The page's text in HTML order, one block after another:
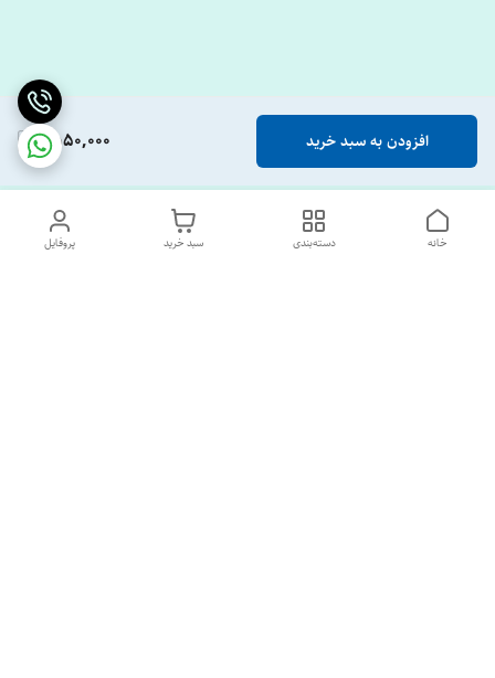
1,550,000 افزودن به سبد خرید
پروفایل سبد خرید دسته‌بندی خانه